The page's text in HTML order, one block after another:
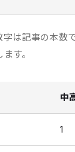
は記事の本数
す。
中
1